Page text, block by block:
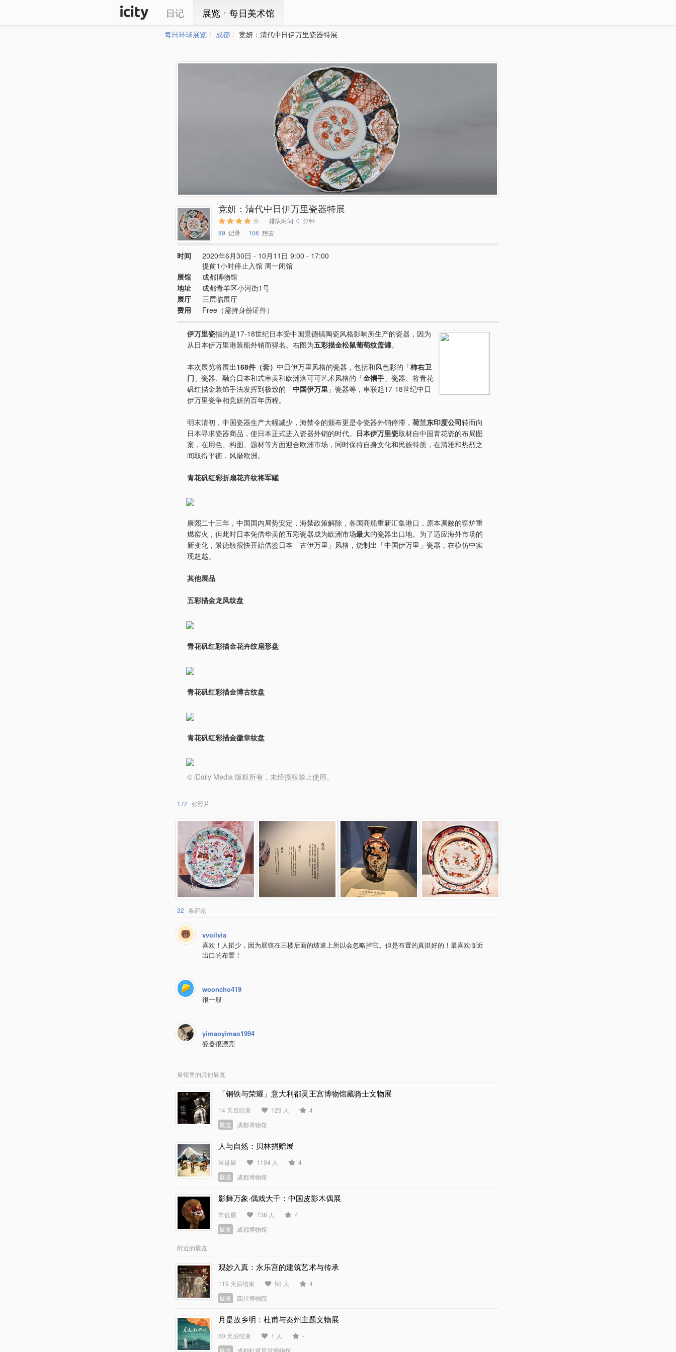
日记 展览ㆍ每日美术馆
每日环球展览 成都 竞妍：清代中日伊万里瓷器特展
竞妍：清代中日伊万里瓷器特展
排队时间 0 分钟
89 记录 106 想去
时间
2020年6月30日 - 10月11日 9:00 - 17:00
提前1小时停止入馆 周一闭馆
展馆
成都博物馆
地址
成都青羊区小河街1号
展厅
三层临展厅
费用
Free（需持身份证件）
伊万里瓷指的是17-18世纪日本受中国景德镇陶瓷风格影响所生产的瓷器，因为
从日本伊万里港装船外销而得名。右图为五彩描金松鼠葡萄纹盖罐。
本次展览将展出168件（套） 中日伊万里风格的瓷器，包括和风色彩的「柿右卫
门 」瓷器、融合日本和式审美和欧洲洛可可艺术风格的「金襕手 」瓷器、将青花
矾红描金装饰手法发挥到极致的「中国伊万里 」瓷器等，串联起17-18世纪中日
伊万里瓷争相竞妍的百年历程。
明末清初，中国瓷器生产大幅减少，海禁令的颁布更是令瓷器外销停滞， 荷兰东印度公司转而向
日本寻求瓷器商品，使日本正式进入瓷器外销的时代。 日本伊万里瓷取材自中国青花瓷的布局图
案，在用色、构图、题材等方面迎合欧洲市场，同时保持自身文化和民族特质，在清雅和热烈之
间取得平衡，风靡欧洲。
青花矾红彩折扇花卉纹将军罐
康熙二十三年，中国国内局势安定，海禁政策解除，各国商船重新汇集港口，原本凋敝的窑炉重
燃窑火，但此时日本凭借华美的五彩瓷器成为欧洲市场最大的瓷器出口地。为了适应海外市场的
新变化，景德镇很快开始借鉴日本「古伊万里」风格，烧制出「中国伊万里」瓷器，在模仿中实
现超越。
其他展品
五彩描金龙凤纹盘
青花矾红彩描金花卉纹扇形盘
青花矾红彩描金博古纹盘
青花矾红彩描金徽章纹盘
© iDaily Media 版权所有，未经授权禁止使用。
172 张照片
32 条评论
vvoilvia
喜欢！人挺少，因为展馆在三楼后面的坡道上所以会忽略掉它。但是布置的真挺好的！最喜欢临近
出口的布置！
wooncho419
很一般
yimaoyimao1994
瓷器很漂亮
展馆里的其他展览
「钢铁与荣耀」意大利都灵王宫博物馆藏骑士文物展
14 天后结束 129 人
4
展览
成都博物馆
人与自然：贝林捐赠展
常设展 1194 人
4
展览
成都博物馆
影舞万象·偶戏大千：中国皮影木偶展
常设展 738 人
4
展览
成都博物馆
附近的展览
观妙入真：永乐宫的建筑艺术与传承
119 天后结束 50 人
4
展览
四川博物院
月是故乡明：杜甫与秦州主题文物展
60 天后结束 1 人
-